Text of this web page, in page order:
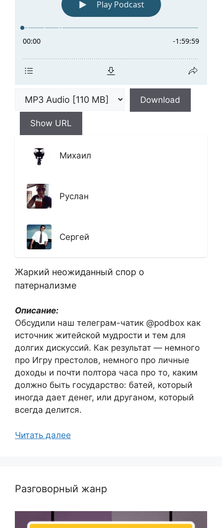
Download
Show URL
Михаил
Руслан
Сергей
Жаркий неожиданный спор о
патернализме
Описание:
Обсудили наш телеграм-чатик @podbox как
источник житейской мудрости и тем для
долгих дискуссий. Как результат — немного
про Игру престолов, немного про личные
доходы и почти полтора часа про то, каким
должно быть государство: батей, который
иногда дает денег, или друганом, который
всегда делится.
Читать далее
Разговорный жанр